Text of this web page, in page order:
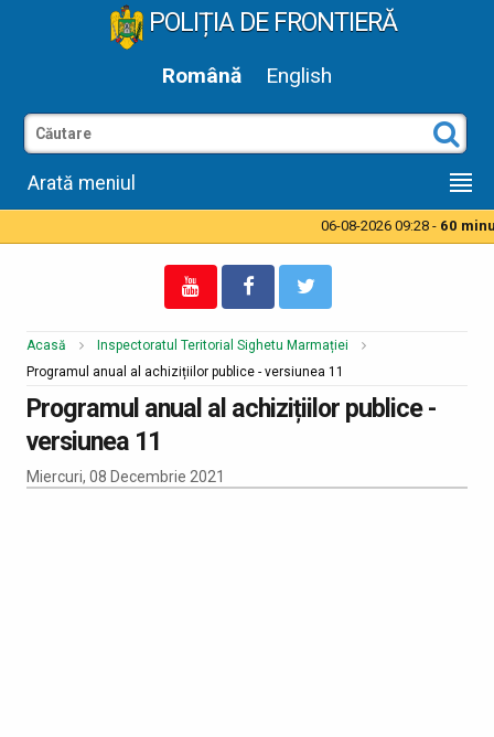
POLIȚIA DE FRONTIERĂ
Română English
Arată meniul
06-08-2026 09:28 -60
Acasă
Inspectoratul Teritorial Sighetu Marmației
Programul anual al achizițiilor publice - versiunea 11
Programul anual al achizițiilor publice -
versiunea 11
Miercuri, 08 Decembrie 2021